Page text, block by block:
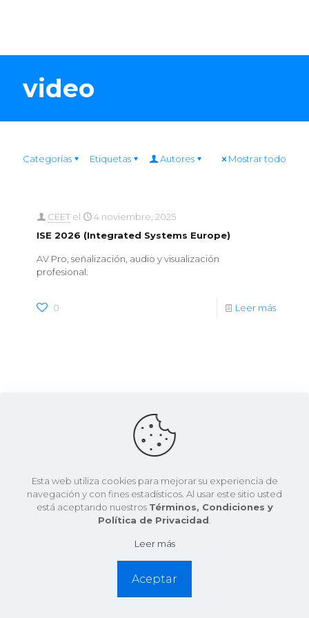
video
Categorías Etiquetas Autores Mostrar todo
CEET el
4 noviembre, 2025
ISE 2026 (Integrated Systems Europe)
AV Pro, señalización, audio y visualización
profesional.
0 Leer más
Esta web utiliza cookies para mejorar su experiencia de
navegación y con fines estadísticos. Al usar este sitio usted
está aceptando nuestros Términos, Condiciones y
Política de Privacidad
Leer más
Aceptar